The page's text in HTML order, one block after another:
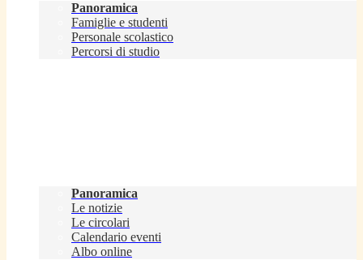
Panoramica
Famiglie e studenti
Personale scolastico
Percorsi di studio
Panoramica
Le notizie
Le circolari
Calendario eventi
Albo online